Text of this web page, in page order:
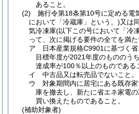
あること。
(2)
施行令第18条第10号に定める電
において「冷蔵庫」という。)又は
気冷凍庫(以下この号において「冷
って、次に掲げる要件の全てを満た
ア
日本産業規格C9901に基づく
目標年度が2021年度のもののう
達成率が100％以上のものである
イ
中古品又は転売品でないこと。
ウ
対象期間内に居宅にある既存
庫を撤去し、新たに省エネ家電
買い換えたものであること。
(補助対象者)